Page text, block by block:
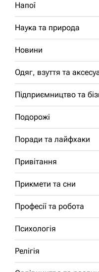
Напої
Наука та природа
Новини
Одяг, взуття та
Підприємництво та
Подорожі
Поради та лайфхаки
Привітання
Прикмети та сни
Професії та робота
Психологія
Релігія